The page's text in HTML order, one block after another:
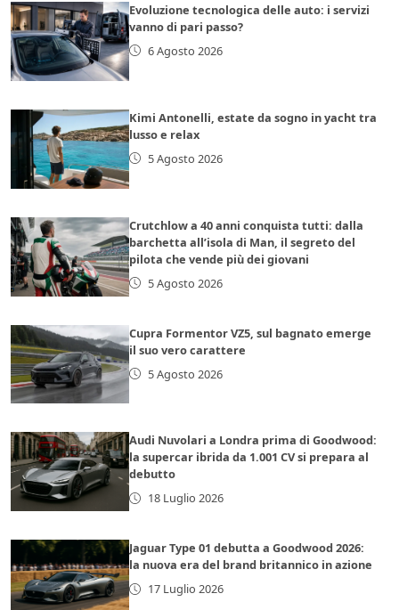
Evoluzione tecnologica delle auto: i servizi
vanno di pari passo?
6 Agosto 2026
Kimi Antonelli, estate da sogno in yacht tra
lusso e relax
5 Agosto 2026
Crutchlow a 40 anni conquista tutti: dalla
barchetta all’isola di Man, il segreto del
pilota che vende più dei giovani
5 Agosto 2026
Cupra Formentor VZ5, sul bagnato emerge
il suo vero carattere
5 Agosto 2026
Audi Nuvolari a Londra prima di Goodwood:
la supercar ibrida da 1.001 CV si prepara al
debutto
18 Luglio 2026
Jaguar Type 01 debutta a Goodwood 2026:
la nuova era del brand britannico in azione
17 Luglio 2026